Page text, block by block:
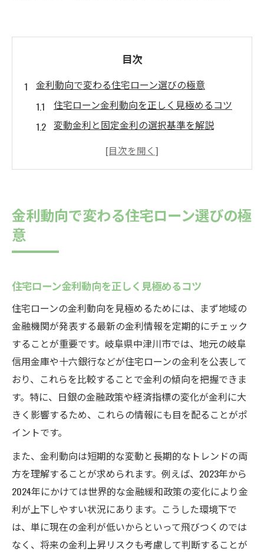
目次
金利動向で変わる住宅ローン選びの極意
住宅ローン金利動向を正しく見極めるコツ
変動金利と固定金利の選択基準を解説
住宅ローンの返済計画に必要な視点とは
住宅ローン岐阜県中津川市における最新事情
岐阜県中津川市で注目の住宅ローンタイプ
住宅ローン利用者の体験談から学ぶ選び方
住宅ローンの金利交渉術と注意ポイント
金利が家計へ及ぼす影響を徹底解説
住宅ローンの金利変動が家計に与える影響
金利上昇時の住宅ローン返済シミュレーシ
ョン
家計の安定に役立つ住宅ローン対策とは
住宅ローン返済負担を減らす具体策を紹介
金利水準別の住宅ローン選び注意点
将来の金利上昇に備えた賢い住宅ローン戦略
住宅ローン金利上昇を見越した資金計画術
将来を見据えた住宅ローン固定化戦略のポ
イント
金利動向で変わる住宅ローン選びの極
意
住宅ローン金利動向を正しく見極めるコツ
住宅ローンの金利動向を見極めるためには、まず地域の
金融機関が発表する最新の金利情報を定期的にチェック
することが重要です。岐阜県中津川市では、地元の岐阜
信用金庫や十六銀行などが住宅ローンの金利を公表して
おり、これらを比較することで金利の傾向を把握できま
す。特に、日銀の金融政策や経済指標の変化が金利に大
きく影響するため、これらの情報にも目を配ることがポ
イントです。
また、金利動向は短期的な変動と長期的なトレンドの両
方を理解することが求められます。例えば、2023年から
2024年にかけては世界的な金融緩和政策の変化により金
利が上下しやすい状況にあります。こうした環境下で
は、単に現在の金利が低いからといって飛びつくのでは
なく、将来の金利上昇リスクも考慮して判断することが